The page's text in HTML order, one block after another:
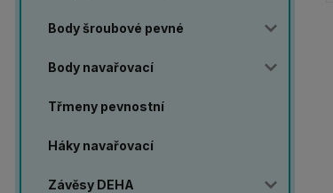
Body šroubové pevné
Body navařovací
Třmeny pevnostní
Háky navařovací
Závěsy DEHA